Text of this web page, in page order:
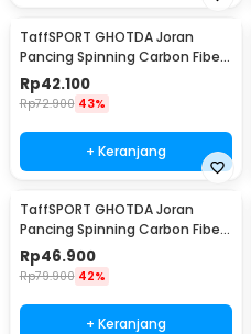
TaffSPORT GHOTDA Joran
Pancing Spinning Carbon Fiber
5-7 Section 2.1M - CF3000
Rp42.100
Rp72.900 43%
+ Keranjang
TaffSPORT GHOTDA Joran
Pancing Spinning Carbon Fiber
5-7 Section 2.7M - CF3000
Rp46.900
Rp79.900 42%
+ Keranjang